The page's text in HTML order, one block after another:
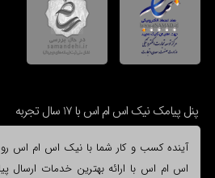
پنل پیامک نیک اس ام اس با 17 سال تجربه
آینده کسب و کار شما با نیک اس ام اس
اس ام اس با ارائه بهترین خدمات ارسال